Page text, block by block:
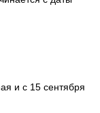
и с 15 сентября